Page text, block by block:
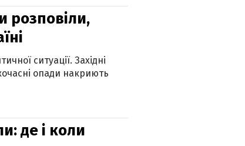
розповіли,
ситуації. Західні
опади накриють
де і коли